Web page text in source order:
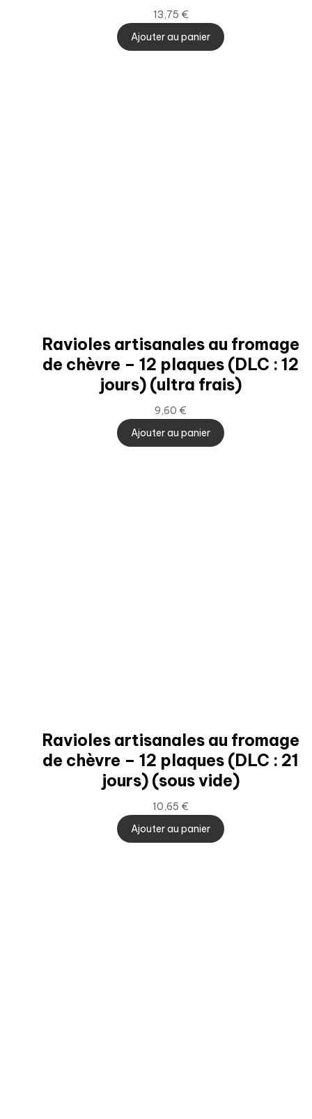
13,75 €
Ajouter au panier
Ravioles artisanales au fromage
de chèvre – 12 plaques (DLC : 12
jours) (ultra frais)
9,60 €
Ajouter au panier
Ravioles artisanales au fromage
de chèvre – 12 plaques (DLC : 21
jours) (sous vide)
10,65 €
Ajouter au panier